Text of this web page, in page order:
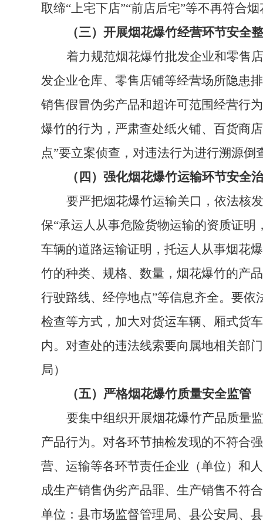
取缔“上宅下店”“前店后宅”等不再符合
（三）开展烟花爆竹经营环节安全
着力规范烟花爆竹批发企业和零售
发企业仓库、零售店铺等经营场所隐患
销售假冒伪劣产品和超许可范围经营行
爆竹的行为，严肃查处纸火铺、百货商
点”要立案侦查，对违法行为进行溯源倒
（四）强化烟花爆竹运输环节安全
要严把烟花爆竹运输关口，依法核
保“承运人从事危险货物运输的资质证
车辆的道路运输证明，托运人从事烟花
竹的种类、规格、数量，烟花爆竹的产
行驶路线、经停地点”等信息齐全。要
检查等方式，加大对货运车辆、厢式货
内。对查处的违法线索要向属地相关部
局）
（五）严格烟花爆竹质量安全监管
要集中组织开展烟花爆竹产品质量
产品行为。对各环节抽检发现的不符合
营、运输等各环节责任企业（单位）和
成生产销售伪劣产品罪、生产销售不符
单位：县市场监督管理局、县公安局、